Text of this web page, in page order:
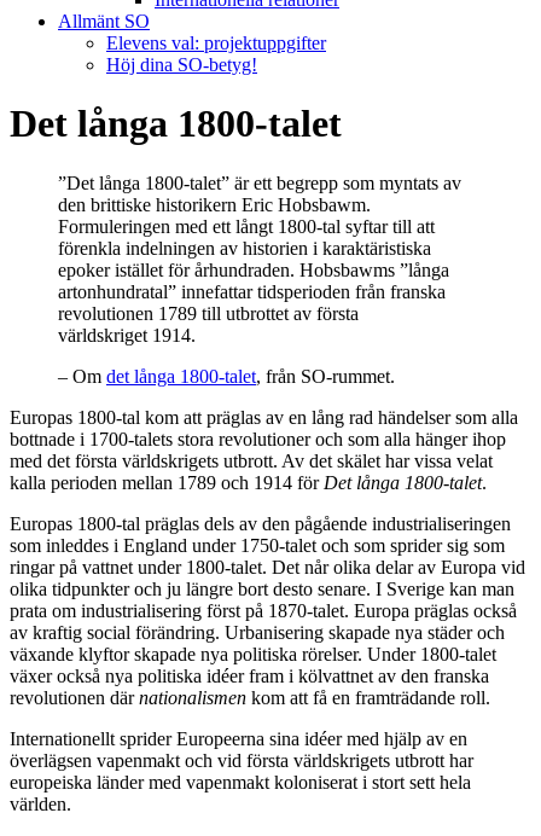
Allmänt SO
Elevens val: projektuppgifter
Höj dina SO-betyg!
Det långa 1800-talet
”Det långa 1800-talet” är ett begrepp som myntats av
den brittiske historikern Eric Hobsbawm.
Formuleringen med ett långt 1800-tal syftar till att
förenkla indelningen av historien i karaktäristiska
epoker istället för århundraden. Hobsbawms ”långa
artonhundratal” innefattar tidsperioden från franska
revolutionen 1789 till utbrottet av första
världskriget 1914.
– Om det långa 1800-talet, från SO-rummet.
Europas 1800-tal kom att präglas av en lång rad händelser som alla
bottnade i 1700-talets stora revolutioner och som alla hänger ihop
med det första världskrigets utbrott. Av det skälet har vissa velat
kalla perioden mellan 1789 och 1914 för Det långa 1800-talet.
Europas 1800-tal präglas dels av den pågående industrialiseringen
som inleddes i England under 1750-talet och som sprider sig som
ringar på vattnet under 1800-talet. Det når olika delar av Europa vid
olika tidpunkter och ju längre bort desto senare. I Sverige kan man
prata om industrialisering först på 1870-talet. Europa präglas också
av kraftig social förändring. Urbanisering skapade nya städer och
växande klyftor skapade nya politiska rörelser. Under 1800-talet
växer också nya politiska idéer fram i kölvattnet av den franska
revolutionen därnationalismen kom att få en framträdande roll.
Internationellt sprider Europeerna sina idéer med hjälp av en
överlägsen vapenmakt och vid första världskrigets utbrott har
europeiska länder med vapenmakt koloniserat i stort sett hela
världen.